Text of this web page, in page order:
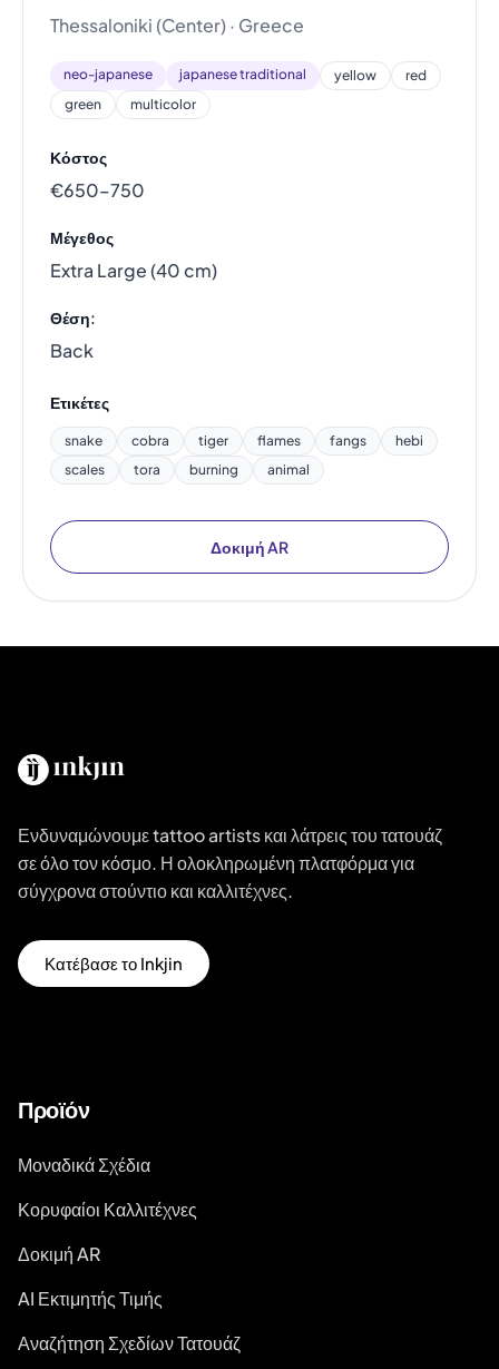
Thessaloniki (Center) · Greece
neo-japanese japanese traditional yellow
red
green
multicolor
Κόστος
€650–750
Μέγεθος
Extra Large (40 cm)
Θέση:
Back
Ετικέτες
snake cobra tiger flames fangs
hebi
scales
tora burning animal
Δοκιμή AR
Ενδυναμώνουμε tattoo artists και λάτρεις του τατουάζ
σε όλο τον κόσμο. Η ολοκληρωμένη πλατφόρμα για
σύγχρονα στούντιο και καλλιτέχνες.
Κατέβασε το Inkjin
Προϊόν
Μοναδικά Σχέδια
Κορυφαίοι Καλλιτέχνες
Δοκιμή AR
AI Εκτιμητής Τιμής
Αναζήτηση Σχεδίων Τατουάζ